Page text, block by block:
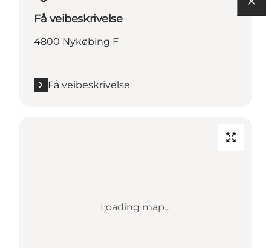
Få veibeskrivelse
4800 Nykøbing F
Få veibeskrivelse
Loading map...